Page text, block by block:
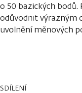
o 50 bazických bodů.
odůvodnit výrazným
uvolnění měnových
SDÍLENÍ